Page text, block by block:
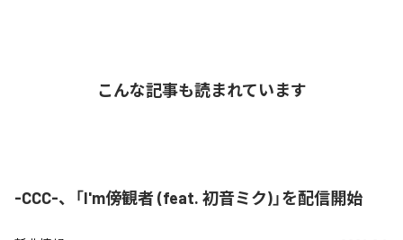
こんな記事も読まれています
-CCC-、「I'm傍観者 (feat. 初音ミク)」を配信開始